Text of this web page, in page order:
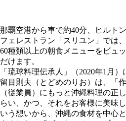
那覇空港から車で約40分、ヒルト
フェレストラン「スリユン」では
60種類以上の朝食メニューをビュ
だけます。
「琉球料理伝承人」（2020年1月
留目則夫（とどめのりお）は、「
（従業員）にもっと沖縄料理の正
らい、かつ、それをお客様に美味
いう想いから、沖縄の食材を中心